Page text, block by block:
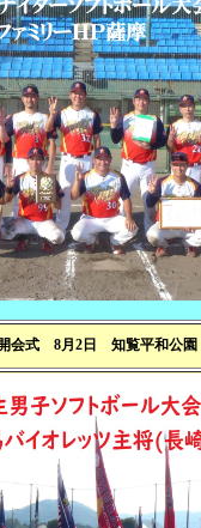
会式 8月2日 知覧平和公園